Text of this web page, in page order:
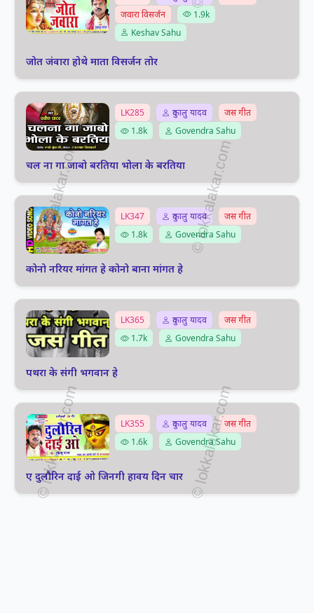
जवारा विसर्जन
1.9k
Keshav Sahu
जोत जंवारा होथे माता विसर्जन तोर
LK285 दुकालु यादव
जस गीत
1.8k
Govendra Sahu
चल ना गा जाबो बरतिया भोला के बरतिया
LK347 दुकालु यादव
जस गीत
1.8k
Govendra Sahu
कोनो नरियर मांगत हे कोनो बाना मांगत हे
LK365 दुकालु यादव
जस गीत
1.7k
Govendra Sahu
पथरा के संगी भगवान हे
LK355 दुकालु यादव
जस गीत
1.6k
Govendra Sahu
ए दुलौरिन दाई ओ जिनगी हावय दिन चार